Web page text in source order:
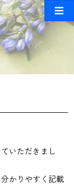
いただきまし
かりやすく記載